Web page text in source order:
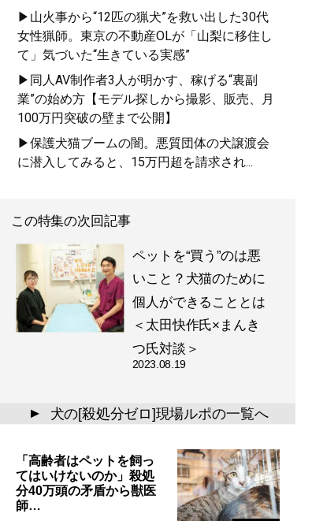
▶山火事から“12匹の猟犬”を救い出した30代
女性猟師。東京の不動産OLが「山梨に移住し
て」気づいた“生きている実感”
▶同人AV制作者3人が明かす、稼げる“裏副
業”の始め方【モデル探しから撮影、販売、月
100万円突破の壁まで公開】
▶保護犬猫ブームの闇。悪質団体の犬譲渡会
に潜入してみると、15万円超を請求され...
この特集の次回記事
ペットを“買う”のは悪
いこと？犬猫のために
個人ができることとは
＜太田快作氏×まんき
つ氏対談＞
2023.08.19
▲ 犬の[殺処分ゼロ]現場ルポの一覧へ
「高齢者はペットを飼っ
てはいけないのか」殺処
分40万頭の矛盾から獣医
師…